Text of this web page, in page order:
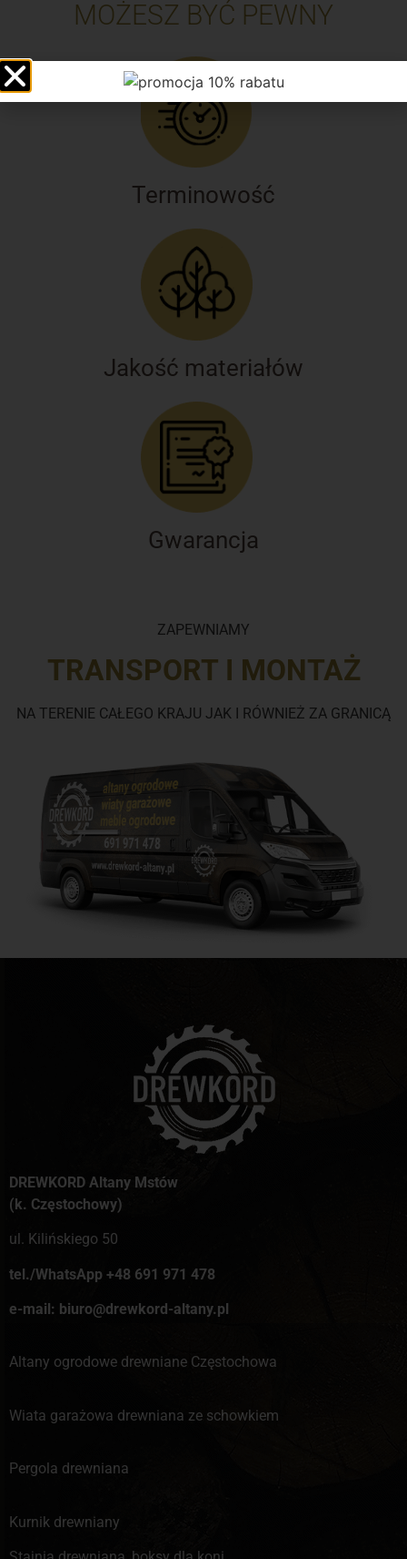
MOŻESZ BYĆ PEWNY
Terminowość
Jakość materiałów
Gwarancja
ZAPEWNIAMY
TRANSPORT I MONTAŻ
NA TERENIE CAŁEGO KRAJU JAK I RÓWNIEŻ ZA GRANICĄ
DREWKORD Altany Mstów
(k. Częstochowy)
ul. Kilińskiego 50
tel./WhatsApp +48 691 971 478
e-mail: biuro@drewkord-altany.pl
Altany ogrodowe drewniane Częstochowa
Wiata garażowa drewniana ze schowkiem
Pergola drewniana
Kurnik drewniany